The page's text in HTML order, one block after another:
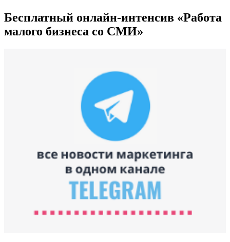
Бесплатный онлайн-интенсив «Работа
малого бизнеса со СМИ»